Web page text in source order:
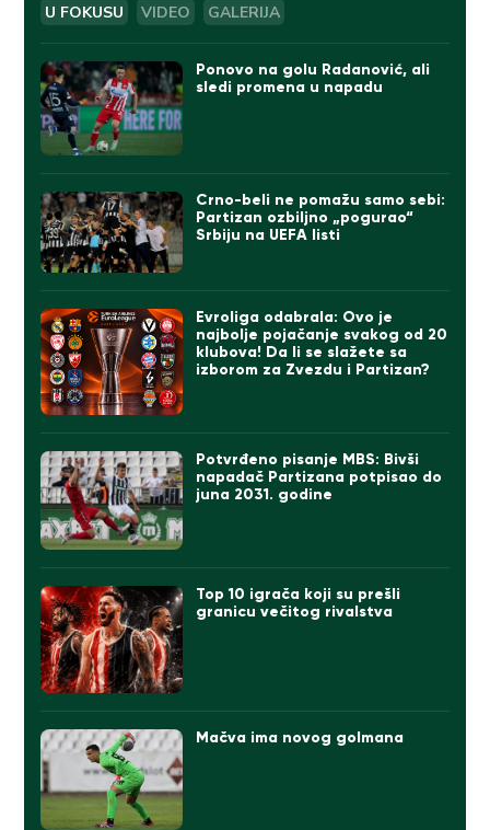
U FOKUSU VIDEO GALERIJA
Ponovo na golu Radanović, ali
sledi promena u napadu
Crno-beli ne pomažu samo sebi:
Partizan ozbiljno „pogurao“
Srbiju na UEFA listi
Evroliga odabrala: Ovo je
najbolje pojačanje svakog od 20
klubova! Da li se slažete sa
izborom za Zvezdu i Partizan?
Potvrđeno pisanje MBS: Bivši
napadač Partizana potpisao do
juna 2031. godine
Top 10 igrača koji su prešli
granicu večitog rivalstva
Mačva ima novog golmana